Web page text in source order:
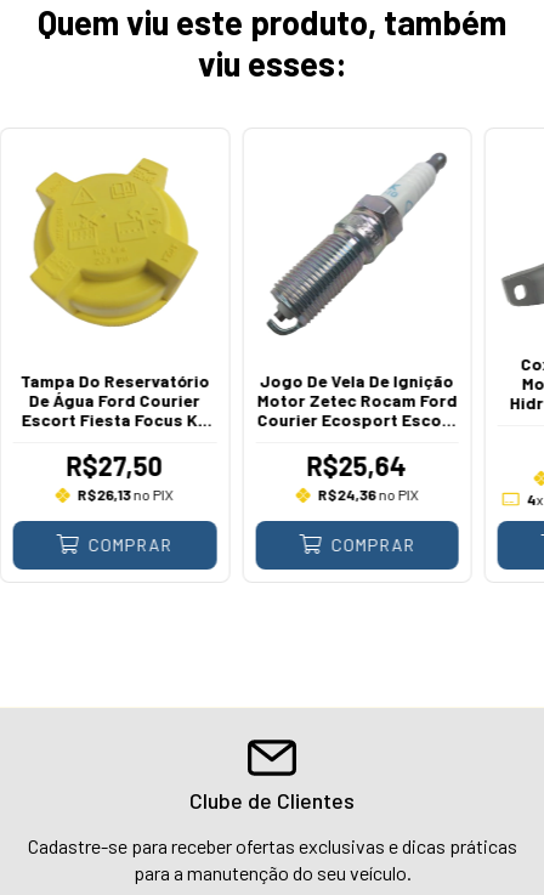
Quem viu este produto, também
viu esses:
Tampa Do Reservatório
De Água Ford Courier
Escort Fiesta Focus Ka
Rocam 1993 A 2014
R$27,50
R$26,13no PIX
COMPRAR
Jogo De Vela De Ignição
Motor Zetec Rocam Ford
Courier Ecosport Escort
Focus Ka 1999 A 2014
R$25,64
R$24,36no PIX
COMPRAR
4
Clube de Clientes
Cadastre-se para receber ofertas exclusivas e dicas práticas
para a manutenção do seu veículo.